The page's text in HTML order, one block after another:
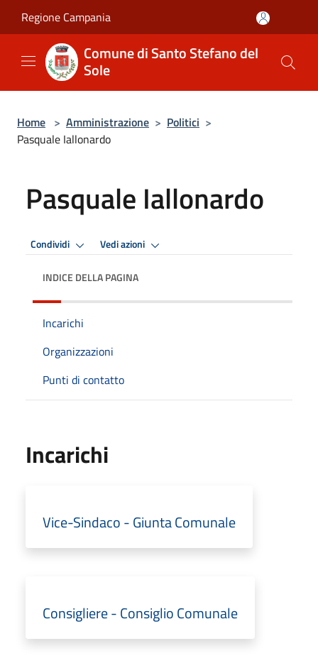
Regione Campania
Comune di Santo Stefano del
Sole
Home > Amministrazione > Politici >
Pasquale Iallonardo
Pasquale Iallonardo
Condividi Vedi azioni
INDICE DELLA PAGINA
Incarichi
Organizzazioni
Punti di contatto
Incarichi
Vice-Sindaco - Giunta Comunale
Consigliere - Consiglio Comunale